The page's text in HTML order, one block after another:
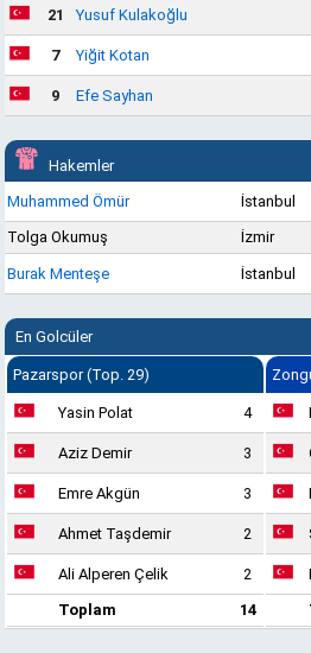
21 Yusuf Kulakoğlu
7 Yiğit Kotan
9 Efe Sayhan
Hakemler
Muhammed Ömür
İstanbul
Tolga Okumuş
İzmir
Burak Menteşe İstanbul
En Golcüler
Pazarspor (Top. 29)
Yasin Polat 4
Aziz Demir 3
Emre Akgün 3
Ahmet Taşdemir 2
Ali Alperen Çelik
2
Toplam
14